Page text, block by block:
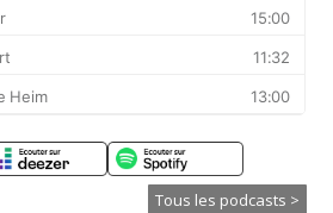
Tous les podcasts >